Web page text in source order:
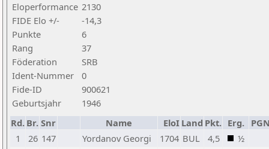
Eloperformance 2130
FIDE Elo +/-
-14,3
Punkte
6
Rang
37
Föderation
SRB
Ident-Nummer
0
Fide-ID
900621
Geburtsjahr
1946
Rd. Br. Snr Name EloI Land Pkt. Erg.
1
26 147 Yordanov Georgi 1704 BUL 4,5
½